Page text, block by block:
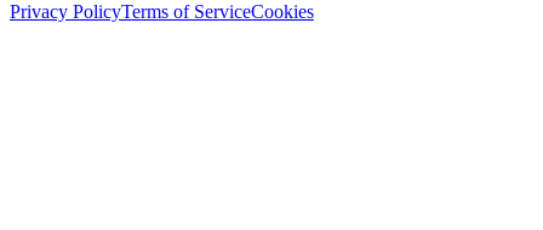
Privacy PolicyTerms of ServiceCookies